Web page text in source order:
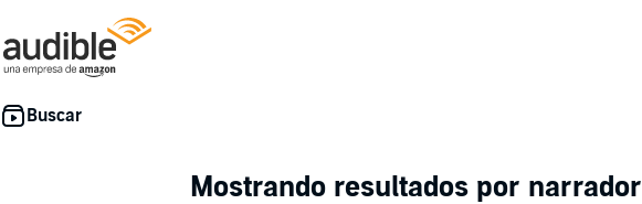
Mostrando resultados por narrador